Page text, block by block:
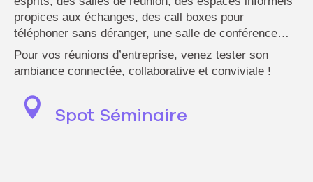
propices aux échanges, des call boxes pour
téléphoner sans déranger, une salle de conférence…
Pour vos réunions d’entreprise, venez tester son
ambiance connectée, collaborative et conviviale !
Spot Séminaire